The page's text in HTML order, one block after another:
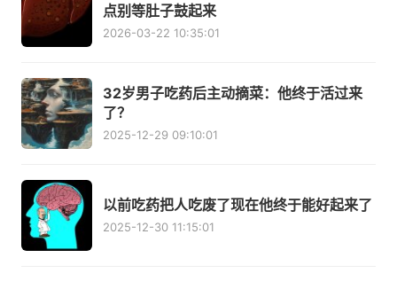
点别等肚子鼓起来
2026-03-22 10:35:01
32岁男子吃药后主动摘菜：他终于活过来
了？
2025-12-29 09:10:01
以前吃药把人吃废了现在他终于能好起来了
2025-12-30 11:15:01